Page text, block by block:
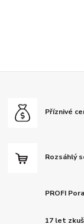
Příznivé
Rozsáhlý
PROFI
17 let